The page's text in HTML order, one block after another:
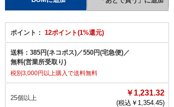
ポイント： 12ポイント(1%還元)
送料： 385円(ネコポス)／550円(宅急便)／
無料(営業所受取り)
税別3,000円以上購入で送料無料
25個以上
￥1,231.32
(税込￥ 1,354.45)